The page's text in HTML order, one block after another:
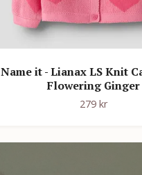
Name it - Lianax LS Knit
Flowering Ginger
279 kr